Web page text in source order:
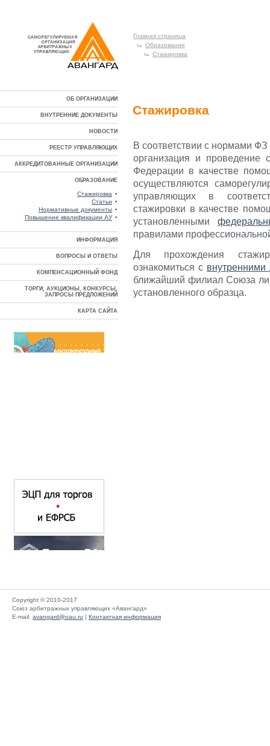
Главная страница
Образование
Стажировка
ОБ ОРГАНИЗАЦИИ
ВНУТРЕННИЕ ДОКУМЕНТЫ
НОВОСТИ
РЕЕСТР УПРАВЛЯЮЩИХ
АККРЕДИТОВАННЫЕ ОРГАНИЗАЦИИ
ОБРАЗОВАНИЕ
Стажировка •
Статьи •
Нормативные документы •
Повышение квалификации АУ •
ИНФОРМАЦИЯ
ВОПРОСЫ И ОТВЕТЫ
КОМПЕНСАЦИОННЫЙ ФОНД
ТОРГИ, АУКЦИОНЫ, КОНКУРСЫ,
ЗАПРОСЫ ПРЕДЛОЖЕНИЙ
КАРТА САЙТА
Стажировка
В соответствии с нормами ФЗ
организация и проведение
Федерации в качестве
осуществляются
управляющих в
стажировки в качестве
установленными
правилами
Для прохождения
ознакомиться с внутренними
ближайший филиал Союза
установленного образца.
Copyright © 2010-2017
Союз арбитражных управляющих «Авангард»
E-mail: avangard@oau.ru | Контактная информация